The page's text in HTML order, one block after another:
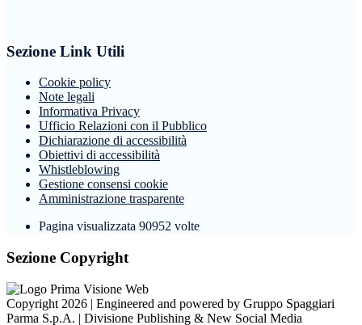
Sezione Link Utili
Cookie policy
Note legali
Informativa Privacy
Ufficio Relazioni con il Pubblico
Dichiarazione di accessibilità
Obiettivi di accessibilità
Whistleblowing
Gestione consensi cookie
Amministrazione trasparente
Pagina visualizzata 90952 volte
Sezione Copyright
Copyright 2026 | Engineered and powered by Gruppo Spaggiari
Parma S.p.A. | Divisione Publishing & New Social Media